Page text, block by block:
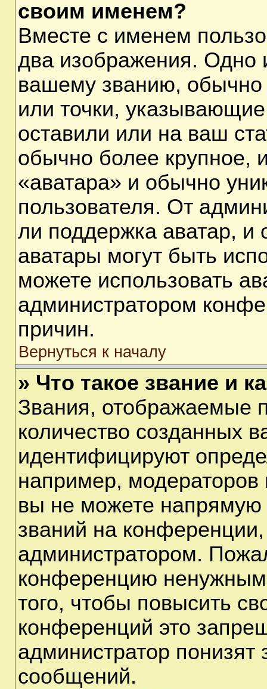
своим именем?
Вместе с именем
два изображения. Одно
вашему званию, обычно
или точки,
оставили или на ваш
обычно более крупное,
«аватара» и обычно
пользователя. От
ли поддержка аватар, и
аватары могут быть
можете использовать
администратором
причин.
Вернуться к началу
» Что такое звание и
Звания, отображаемые
количество созданных
идентифицируют
например,
вы не можете напрямую
званий на
администратором.
конференцию
того, чтобы повысить
конференций это
администратор понизят
сообщений.